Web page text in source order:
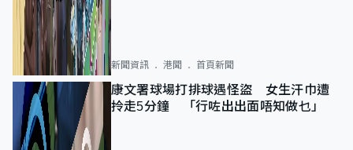
新聞資訊 港聞 首頁新聞
康文署球場打排球遇怪盜 女生汗巾遭
拎走5分鐘 「行咗出出面唔知做乜」